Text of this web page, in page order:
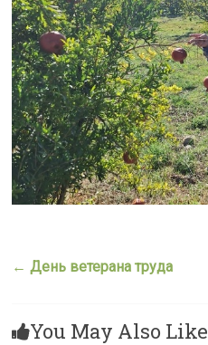
← День ветерана труда
You May Also Like